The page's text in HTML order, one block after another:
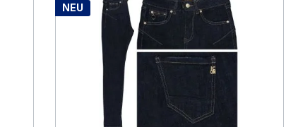
NEU